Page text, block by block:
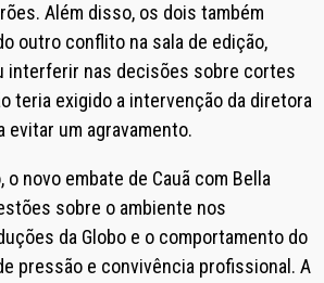
Além disso, os dois também
outro conflito na sala de edição,
interferir nas decisões sobre cortes
teria exigido a intervenção da diretora
evitar um agravamento.
novo embate de Cauã com Bella
sobre o ambiente nos
da Globo e o comportamento do
pressão e convivência profissional. A